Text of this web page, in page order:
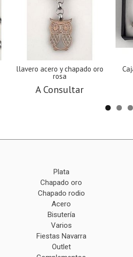
llavero acero y chapado oro
rosa
A Consultar
Plata
Chapado oro
Chapado rodio
Acero
Bisutería
Varios
Fiestas Navarra
Outlet